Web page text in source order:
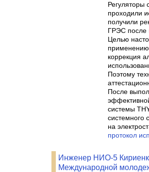
Регуляторы
проходили
получили
ГРЭС после
Целью
применению
коррекция
Поэтому
После
системы
системного
на
протокол
Инженер НИО-5
Международной